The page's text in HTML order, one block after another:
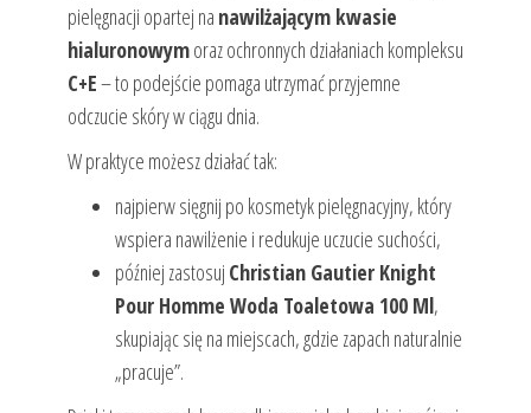
pielęgnacji opartej na nawilżającym kwasie
hialuronowymoraz ochronnych działaniach kompleksu
C+E– to podejście pomaga utrzymać przyjemne
odczucie skóry w ciągu dnia.
W praktyce możesz działać tak:
najpierw sięgnij po kosmetyk pielęgnacyjny, który
wspiera nawilżenie i redukuje uczucie suchości,
później zastosuj Christian Gautier Knight
Pour Homme Woda Toaletowa 100 Ml,
skupiając się na miejscach, gdzie zapach naturalnie
„pracuje”.